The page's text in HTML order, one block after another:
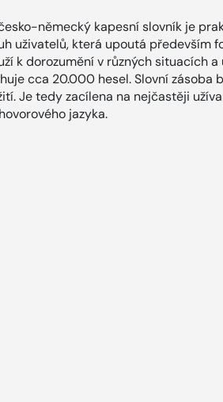
německý kapesní slovník je
uživatelů, která upoutá především
k dorozumění v různých situacích
cca 20.000 hesel. Slovní zásoba
Je tedy zacílena na nejčastěji
jazyka.